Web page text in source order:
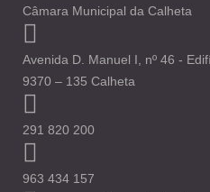
Câmara Municipal da Calheta
Avenida D. Manuel I, nº 46 -
9370 – 135 Calheta
291 820 200
963 434 157